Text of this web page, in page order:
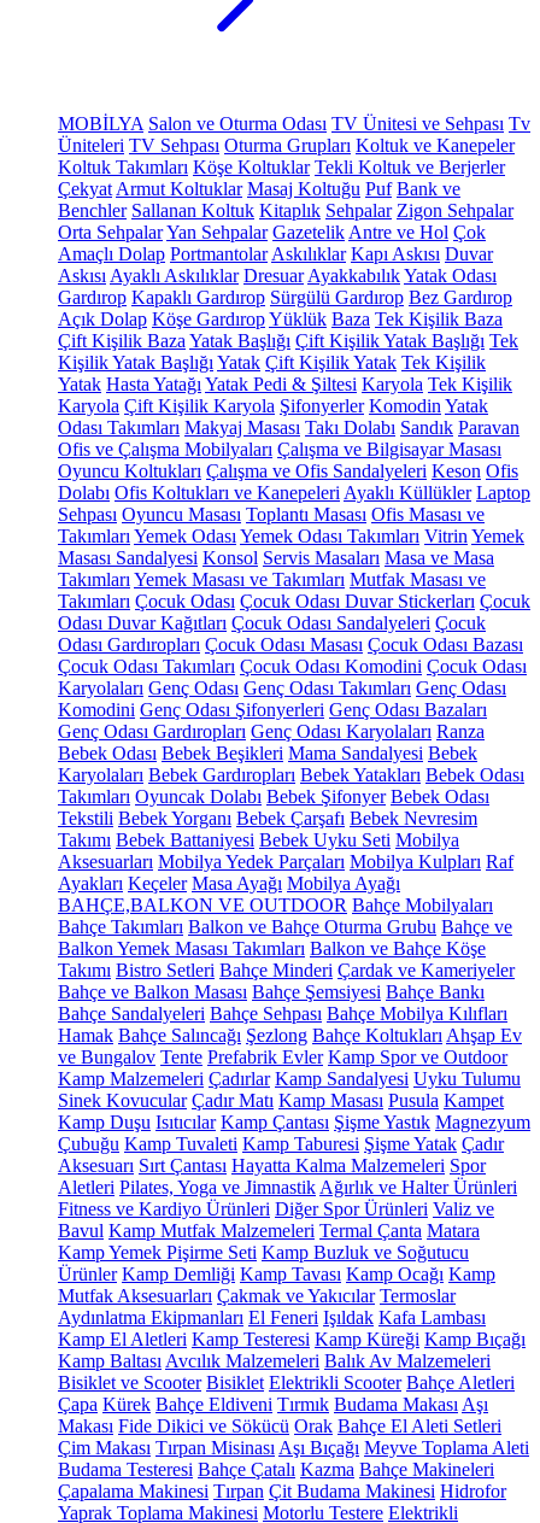
MOBİLYA Salon ve Oturma Odası TV Ünitesi ve Sehpası Tv
Üniteleri TV Sehpası Oturma Grupları Koltuk ve Kanepeler
Koltuk Takımları Köşe Koltuklar Tekli Koltuk ve Berjerler
Çekyat Armut Koltuklar Masaj Koltuğu Puf Bank ve
Benchler Sallanan Koltuk Kitaplık Sehpalar Zigon Sehpalar
Orta SehpalarYan Sehpalar Gazetelik Antre ve Hol Çok
Amaçlı Dolap Portmantolar Askılıklar Kapı Askısı Duvar
Askısı Ayaklı Askılıklar Dresuar AyakkabılıkYatak Odası
Gardırop Kapaklı Gardırop Sürgülü Gardırop Bez Gardırop
Açık Dolap Köşe GardıropYüklük Baza Tek Kişilik Baza
Çift Kişilik Baza Yatak Başlığı Çift Kişilik Yatak Başlığı Tek
Kişilik Yatak Başlığı Yatak Çift Kişilik Yatak Tek Kişilik
Yatak Hasta Yatağı Yatak Pedi & Şiltesi Karyola Tek Kişilik
Karyola Çift Kişilik Karyola Şifonyerler Komodin Yatak
Odası Takımları Makyaj Masası Takı Dolabı Sandık Paravan
Ofis ve Çalışma Mobilyaları Çalışma ve Bilgisayar Masası
Oyuncu Koltukları Çalışma ve Ofis Sandalyeleri Keson Ofis
Dolabı Ofis Koltukları ve Kanepeleri Ayaklı Küllükler Laptop
Sehpası Oyuncu Masası Toplantı Masası Ofis Masası ve
Takımları Yemek Odası Yemek Odası Takımları Vitrin Yemek
Masası Sandalyesi Konsol Servis Masaları Masa ve Masa
Takımları Yemek Masası ve Takımları Mutfak Masası ve
Takımları Çocuk Odası Çocuk Odası Duvar Stickerları Çocuk
Odası Duvar Kağıtları Çocuk Odası Sandalyeleri Çocuk
Odası Gardıropları Çocuk Odası Masası Çocuk Odası Bazası
Çocuk Odası Takımları Çocuk Odası Komodini Çocuk Odası
Karyolaları Genç Odası Genç Odası Takımları Genç Odası
Komodini Genç Odası Şifonyerleri Genç Odası Bazaları
Genç Odası Gardıropları Genç Odası Karyolaları Ranza
Bebek Odası Bebek Beşikleri Mama Sandalyesi Bebek
Karyolaları Bebek Gardıropları Bebek Yatakları Bebek Odası
Takımları Oyuncak Dolabı Bebek Şifonyer Bebek Odası
Tekstili Bebek Yorganı Bebek Çarşafı Bebek Nevresim
Takımı Bebek Battaniyesi Bebek Uyku Seti Mobilya
Aksesuarları Mobilya Yedek Parçaları Mobilya Kulpları Raf
Ayakları Keçeler Masa Ayağı Mobilya Ayağı
BAHÇE,BALKON VE OUTDOOR Bahçe Mobilyaları
Bahçe Takımları Balkon ve Bahçe Oturma Grubu Bahçe ve
Balkon Yemek Masası Takımları Balkon ve Bahçe Köşe
Takımı Bistro Setleri Bahçe Minderi Çardak ve Kameriyeler
Bahçe ve Balkon Masası Bahçe Şemsiyesi Bahçe Bankı
Bahçe Sandalyeleri Bahçe Sehpası Bahçe Mobilya Kılıfları
Hamak Bahçe Salıncağı Şezlong Bahçe Koltukları Ahşap Ev
ve Bungalov Tente Prefabrik Evler Kamp Spor ve Outdoor
Kamp Malzemeleri Çadırlar Kamp Sandalyesi Uyku Tulumu
Sinek Kovucular Çadır Matı Kamp Masası Pusula Kampet
Kamp Duşu Isıtıcılar Kamp Çantası Şişme Yastık Magnezyum
Çubuğu Kamp Tuvaleti Kamp Taburesi Şişme Yatak Çadır
Aksesuarı Sırt Çantası Hayatta Kalma Malzemeleri Spor
Aletleri Pilates, Yoga ve Jimnastik Ağırlık ve Halter Ürünleri
Fitness ve Kardiyo Ürünleri Diğer Spor Ürünleri Valiz ve
Bavul Kamp Mutfak Malzemeleri Termal Çanta Matara
Kamp Yemek Pişirme Seti Kamp Buzluk ve Soğutucu
Ürünler Kamp Demliği Kamp Tavası Kamp Ocağı Kamp
Mutfak Aksesuarları Çakmak ve Yakıcılar Termoslar
Aydınlatma Ekipmanları El Feneri Işıldak Kafa Lambası
Kamp El Aletleri Kamp Testeresi Kamp Küreği Kamp Bıçağı
Kamp Baltası Avcılık Malzemeleri Balık Av Malzemeleri
Bisiklet ve Scooter Bisiklet Elektrikli Scooter Bahçe Aletleri
Çapa Kürek Bahçe Eldiveni Tırmık Budama Makası Aşı
Makası Fide Dikici ve Sökücü Orak Bahçe El Aleti Setleri
Çim Makası Tırpan Misinası Aşı Bıçağı Meyve Toplama Aleti
Budama Testeresi Bahçe Çatalı Kazma Bahçe Makineleri
Çapalama Makinesi Tırpan Çit Budama Makinesi Hidrofor
Yaprak Toplama Makinesi Motorlu Testere Elektrikli